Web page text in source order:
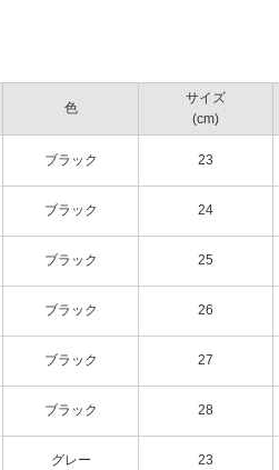
色
サイズ
(cm)
ブラック 23
ブラック 24
ブラック 25
ブラック 26
ブラック 27
ブラック 28
グレー 23